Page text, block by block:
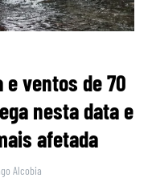
ventos de 70
nesta data e
afetada
Alcobia